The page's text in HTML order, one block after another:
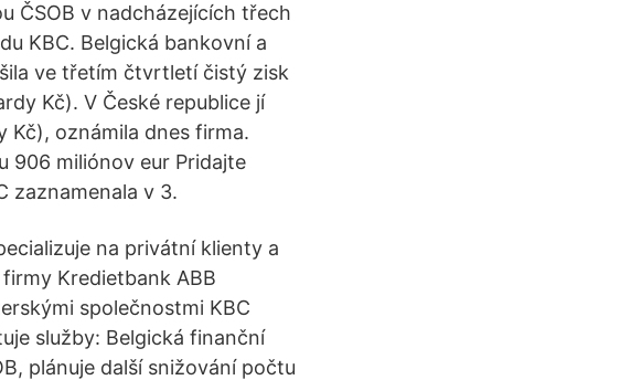
ČSOB v nadcházejících třech
KBC. Belgická bankovní a
ve třetím čtvrtletí čistý zisk
Kč). V České republice jí
Kč), oznámila dnes firma.
906 miliónov eur Pridajte
zaznamenala v 3.
na privátní klienty a
Kredietbank ABB
společnostmi KBC
služby: Belgická finanční
plánuje další snižování počtu